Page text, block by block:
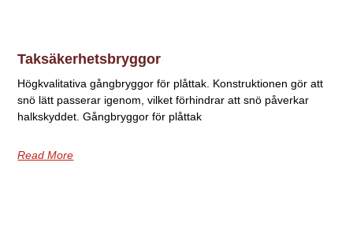
Taksäkerhetsbryggor
Högkvalitativa gångbryggor för plåttak. Konstruktionen gör att
snö lätt passerar igenom, vilket förhindrar att snö påverkar
halkskyddet. Gångbryggor för plåttak
Read More